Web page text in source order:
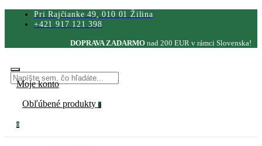
Pri Rajčianke 49, 010 01 Žilina
+421 917 121 398
DOPRAVA ZADARMO nad 200 EUR v rámci Slovenska!
Moje konto
Obľúbené produkty 0
0